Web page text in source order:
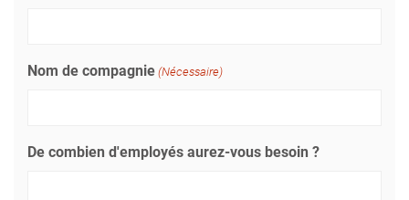
Nom de compagnie (Nécessaire)
De combien d'employés aurez-vous besoin ?